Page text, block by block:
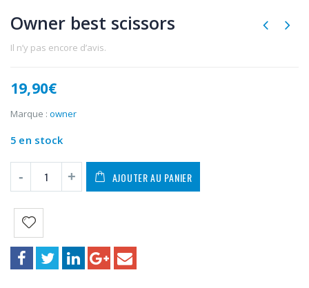
Owner best scissors
Il n’y pas encore d’avis.
19,90€
Marque : owner
5 en stock
AJOUTER AU PANIER